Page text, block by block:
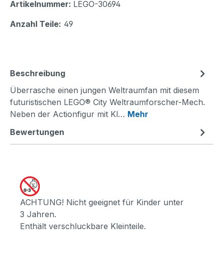
Artikelnummer: LEGO-30694
Anzahl Teile: 49
Beschreibung
Überrasche einen jungen Weltraumfan mit diesem
futuristischen LEGO® City Weltraumforscher-Mech.
Neben der Actionfigur mit Kl… Mehr
Bewertungen
ACHTUNG! Nicht geeignet für Kinder unter
3 Jahren.
Enthält verschluckbare Kleinteile.